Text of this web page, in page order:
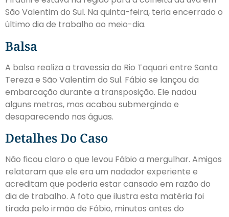
São Valentim do Sul. Na quinta-feira, teria encerrado o
último dia de trabalho ao meio-dia.
Balsa
A balsa realiza a travessia do Rio Taquari entre Santa
Tereza e São Valentim do Sul. Fábio se lançou da
embarcação durante a transposição. Ele nadou
alguns metros, mas acabou submergindo e
desaparecendo nas águas.
Detalhes Do Caso
Não ficou claro o que levou Fábio a mergulhar. Amigos
relataram que ele era um nadador experiente e
acreditam que poderia estar cansado em razão do
dia de trabalho. A foto que ilustra esta matéria foi
tirada pelo irmão de Fábio, minutos antes do